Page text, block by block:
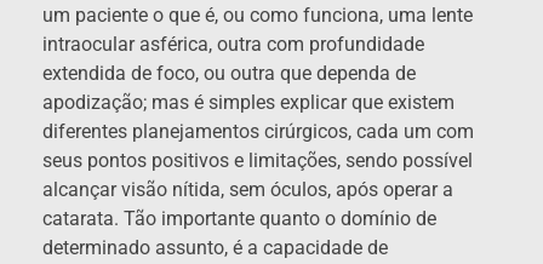
um paciente o que é, ou como funciona, uma lente
intraocular asférica, outra com profundidade
extendida de foco, ou outra que dependa de
apodização; mas é simples explicar que existem
diferentes planejamentos cirúrgicos, cada um com
seus pontos positivos e limitações, sendo possível
alcançar visão nítida, sem óculos, após operar a
catarata. Tão importante quanto o domínio de
determinado assunto, é a capacidade de